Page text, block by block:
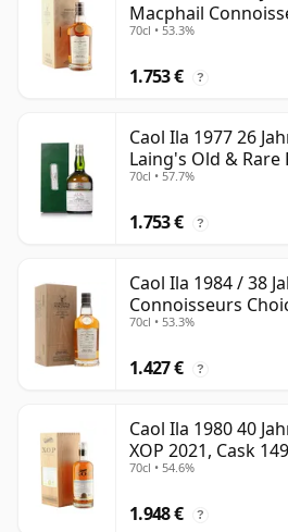
Macphail
3122
70cl • 53.3%
1.753 € ?
Caol Ila 1977 26
Laing's Old &
70cl • 57.7%
1.753 € ?
Caol Ila 1984 / 38
Connoisseurs
70cl • 53.3%
1.427 € ?
Caol Ila 1980 40
XOP 2021, Cask
70cl • 54.6%
1.948 € ?